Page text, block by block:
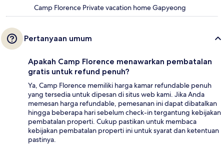
Camp Florence Private vacation home Gapyeong
Pertanyaan umum
Apakah Camp Florence menawarkan pembatalan
gratis untuk refund penuh?
Ya, Camp Florence memiliki harga kamar refundable penuh
yang tersedia untuk dipesan di situs web kami. Jika Anda
memesan harga refundable, pemesanan ini dapat dibatalkan
hingga beberapa hari sebelum check-in tergantung kebijakan
pembatalan properti. Cukup pastikan untuk membaca
kebijakan pembatalan properti ini untuk syarat dan ketentuan
pastinya.